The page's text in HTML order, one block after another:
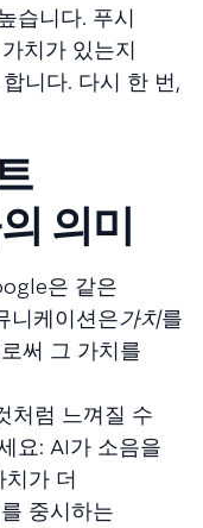
습니다. 푸시
치가 있는지
니다. 다시 한 번,
의미
은 같은
니케이션은가치를
써 그 가치를
처럼 느껴질 수
요: AI가 소음을
가 더
중시하는